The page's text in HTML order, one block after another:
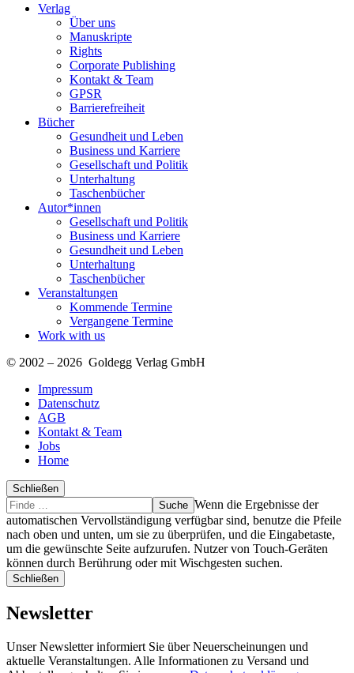
Verlag
Über uns
Manuskripte
Rights
Corporate Publishing
Kontakt & Team
GPSR
Barrierefreiheit
Bücher
Gesundheit und Leben
Business und Karriere
Gesellschaft und Politik
Unterhaltung
Taschenbücher
Autor*innen
Gesellschaft und Politik
Business und Karriere
Gesundheit und Leben
Unterhaltung
Taschenbücher
Veranstaltungen
Kommende Termine
Vergangene Termine
Work with us
© 2002 – 2026 Goldegg Verlag GmbH
Impressum
Datenschutz
AGB
Kontakt & Team
Jobs
Home
Schließen
Suche
Finde
…
Wenn die Ergebnisse der
automatischen Vervollständigung verfügbar sind, benutze die Pfeile
nach oben und unten, um sie zu überprüfen, und die Eingabetaste,
um die gewünschte Seite aufzurufen. Nutzer von Touch-Geräten
können durch Berührung oder mit Wischgesten suchen.
Schließen
Newsletter
Unser Newsletter informiert Sie über Neuerscheinungen und
aktuelle Veranstaltungen. Alle Informationen zu Versand und